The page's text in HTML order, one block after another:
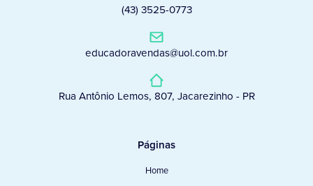
(43) 3525-0773
educadoravendas@uol.com.br
Rua Antônio Lemos, 807, Jacarezinho - PR
Páginas
Home